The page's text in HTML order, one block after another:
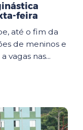
feira
até o fim da
de meninos e
vagas nas...